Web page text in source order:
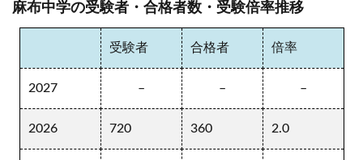
麻布中学の受験者・合格者数・受験倍率推移
受験者 合格者 倍率
2027 – – –
2026 720 360 2.0